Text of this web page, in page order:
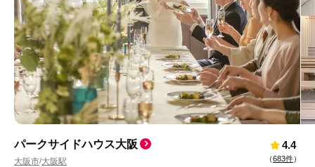
パークサイドハウス大阪
大阪市/大阪駅
4.4
（683件）